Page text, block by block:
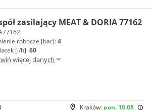
zasilający MEAT & DORIA 77162
robocze [bar]:4
[l/h]:60
więcej danych
Kraków: pon. 10.08